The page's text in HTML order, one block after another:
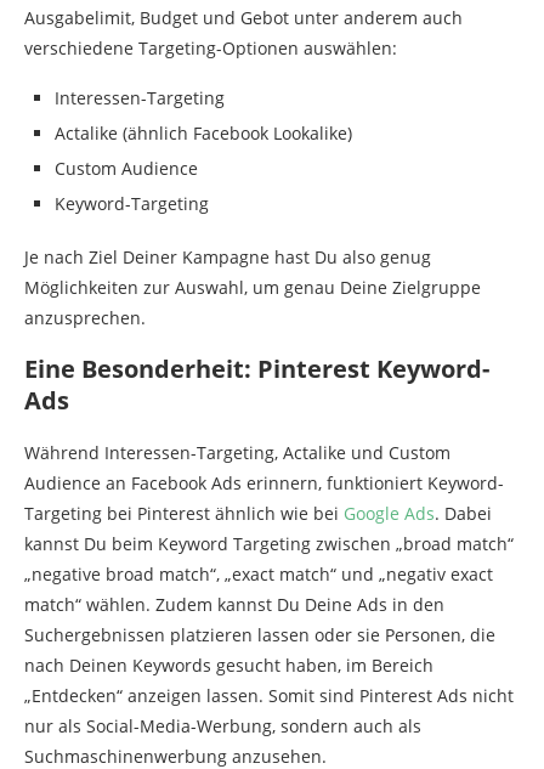
Ausgabelimit, Budget und Gebot unter anderem auch
verschiedene Targeting-Optionen auswählen:
Interessen-Targeting
Actalike (ähnlich Facebook Lookalike)
Custom Audience
Keyword-Targeting
Je nach Ziel Deiner Kampagne hast Du also genug
Möglichkeiten zur Auswahl, um genau Deine Zielgruppe
anzusprechen.
Eine Besonderheit: Pinterest Keyword-
Ads
Während Interessen-Targeting, Actalike und Custom
Audience an Facebook Ads erinnern, funktioniert Keyword-
Targeting bei Pinterest ähnlich wie bei Google Ads. Dabei
kannst Du beim Keyword Targeting zwischen „broad match“
„negative broad match“, „exact match“ und „negativ exact
match“ wählen. Zudem kannst Du Deine Ads in den
Suchergebnissen platzieren lassen oder sie Personen, die
nach Deinen Keywords gesucht haben, im Bereich
„Entdecken“ anzeigen lassen. Somit sind Pinterest Ads nicht
nur als Social-Media-Werbung, sondern auch als
Suchmaschinenwerbung anzusehen.